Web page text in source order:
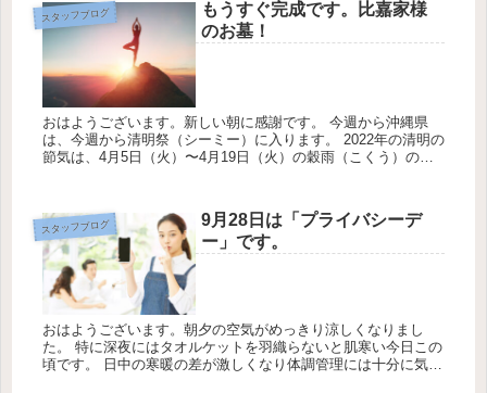
スタッフブログ
もうすぐ完成です。比嘉家様
のお墓！
おはようございます。新しい朝に感謝です。 今週から沖縄県
は、今週から清明祭（シーミー）に入ります。 2022年の清明の
節気は、4月5日（火）〜4月19日（火）の穀雨（こくう）の節
スタッフブログ
9月28日は「プライバシーデ
ー」です。
おはようございます。朝夕の空気がめっきり涼しくなりまし
た。 特に深夜にはタオルケットを羽織らないと肌寒い今日この
頃です。 日中の寒暖の差が激しくなり体調管理には十分に気を